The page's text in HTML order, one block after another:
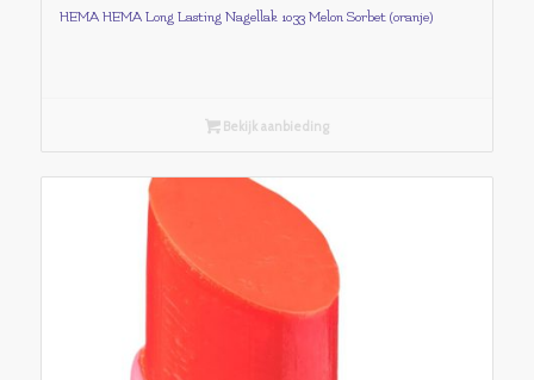
HEMA HEMA Long Lasting Nagellak 1033 Melon Sorbet (oranje)
Bekijk aanbieding